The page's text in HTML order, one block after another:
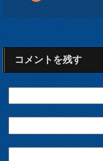
コメントを残す